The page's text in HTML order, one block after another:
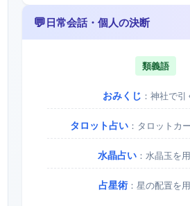
💬日常会話・個人の決断
類義語
おみくじ ：神社で
タロット占い ：タロットカ
水晶占い ：水晶玉を
占星術：星の配置を